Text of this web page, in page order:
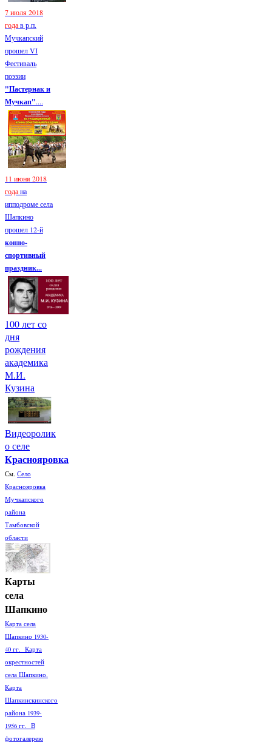
7 июля 2018
годав р.п.
Мучкапский
прошел VI
Фестиваль
поэзии
"Пастернак и
Мучкап"....
11 июня 2018
годана
ипподроме села
Шапкино
прошел 12-й
конно-
спортивный
праздник...
100 лет со
дня
рождения
академика
М.И.
Кузина
Видеоролик
о селе
Краснояровка
См. Село
Краснояровка
Мучкапского
района
Тамбовской
области
Карты
села
Шапкино
Карта села
Шапкино 1930-
40 гг. Карта
окрестностей
села Шапкино.
Карта
Шапкинскинского
района 1939-
1956 гг. В
фотогалерею